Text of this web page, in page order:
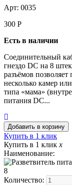
Арт: 0035
300 Р
Есть в наличии
Соединительный
гнездо DC на 8
разъёмов
несколько камер
типа «мама»
питания DC...
Купить в 1 клик
Купить в 1 клик x
Наименование:
8
Количество: